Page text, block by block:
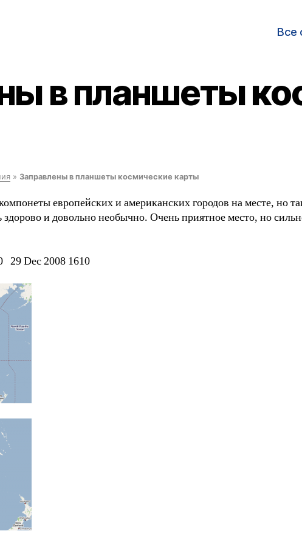
Все
в планшеты
» Заправлены в планшеты космические карты
европейских и американских городов на месте, но
и довольно необычно. Очень приятное место, но
29 Dec 2008 1610